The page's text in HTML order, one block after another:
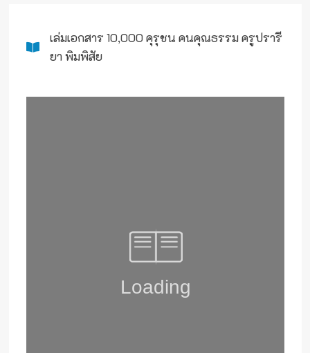
เล่มเอกสาร 10,000 คุรุชน คนคุณธรรม ครูปรารี
ยา พิมพิสัย